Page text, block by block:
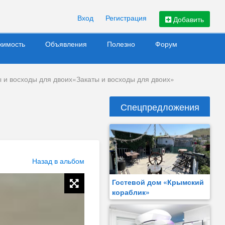
Добавить
Вход Регистрация
Объявления Полезно Форум
и восходы для двоих«Закаты и восходы для двоих»
Назад в альбом
Спецпредложения
Гостевой дом «Крымский
кораблик»